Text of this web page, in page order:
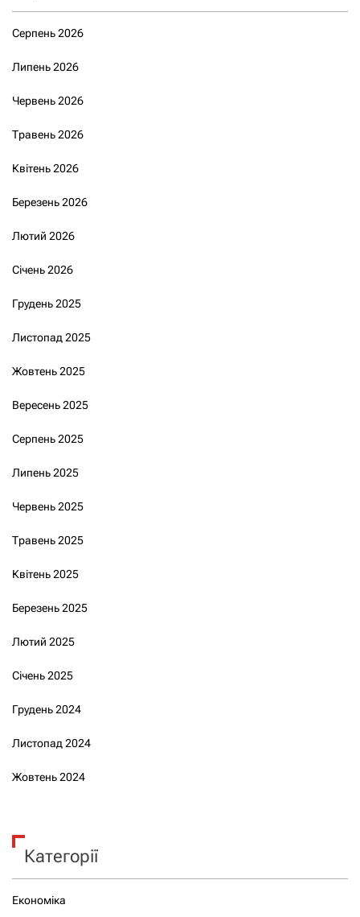
Серпень 2026
Липень 2026
Червень 2026
Травень 2026
Квітень 2026
Березень 2026
Лютий 2026
Січень 2026
Грудень 2025
Листопад 2025
Жовтень 2025
Вересень 2025
Серпень 2025
Липень 2025
Червень 2025
Травень 2025
Квітень 2025
Березень 2025
Лютий 2025
Січень 2025
Грудень 2024
Листопад 2024
Жовтень 2024
Категорії
Економіка